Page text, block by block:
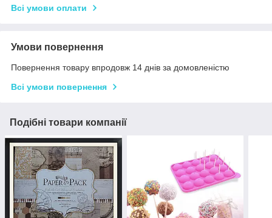
Всі умови оплати
Умови повернення
Повернення товару впродовж 14 днів за домовленістю
Всі умови повернення
Подібні товари компанії